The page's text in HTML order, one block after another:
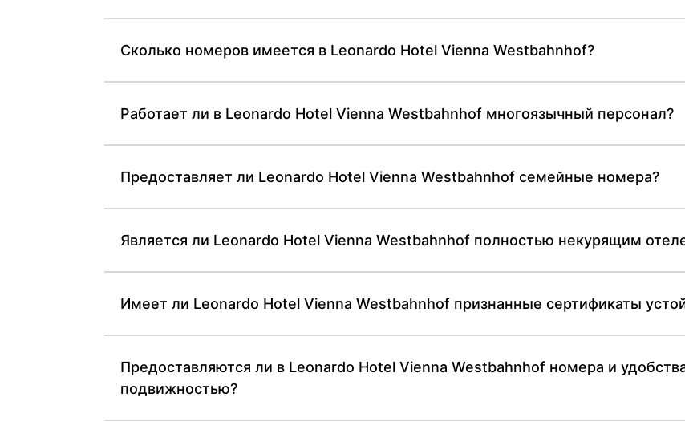
Сколько номеров имеется в Leonardo Hotel Vienna Westbahnhof?
Работает ли в Leonardo Hotel Vienna Westbahnhof многоязычный персонал?
Предоставляет ли Leonardo Hotel Vienna Westbahnhof семейные номера?
Является ли Leonardo Hotel Vienna Westbahnhof полностью некурящим
Имеет ли Leonardo Hotel Vienna Westbahnhof признанные сертификаты
Предоставляются ли в Leonardo Hotel Vienna Westbahnhof номера и
подвижностью?